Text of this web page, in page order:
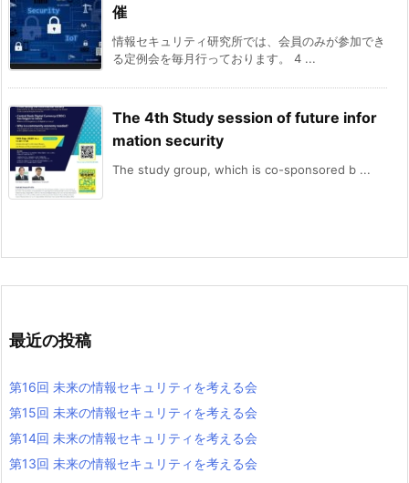
催
情報セキュリティ研究所では、会員のみが参加でき
る定例会を毎月行っております。 4 ...
The 4th Study session of future infor
mation security
The study group, which is co-sponsored b ...
最近の投稿
第16回 未来の情報セキュリティを考える会
第15回 未来の情報セキュリティを考える会
第14回 未来の情報セキュリティを考える会
第13回 未来の情報セキュリティを考える会